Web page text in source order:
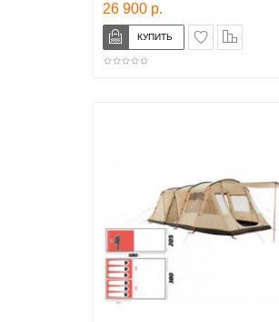
26 900 р.
в закладки